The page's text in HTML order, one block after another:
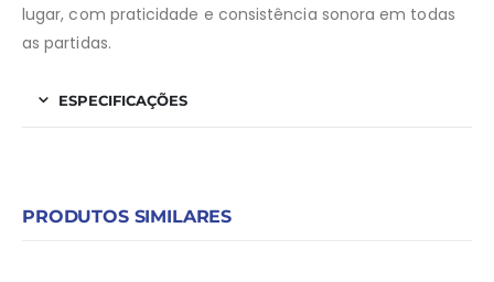
lugar, com praticidade e consistência sonora em todas
as partidas.
ESPECIFICAÇÕES
PRODUTOS SIMILARES